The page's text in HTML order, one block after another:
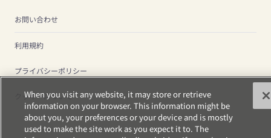
お問い合わせ
利用規約
プライバシーポリシー
クッキーについて
When you visit any website, it may store or retrieve
information on your browser. This information might be
about you, your preferences or your device and is mostly
used to make the site work as you expect it to. The